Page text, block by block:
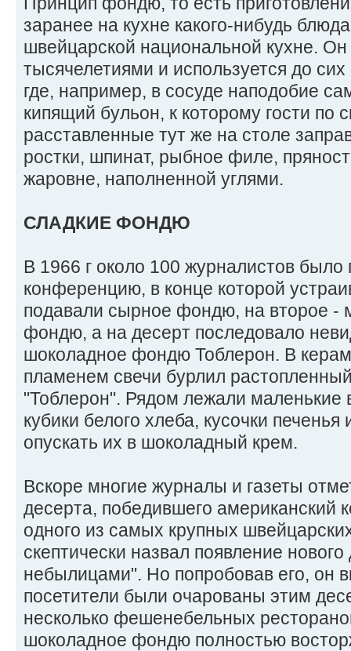
заранее на кухне какого-нибудь
швейцарской национальной кухне. Он
тысячелетиями и используется до сих
где, например, в сосуде наподобие
кипящий бульон, к которому гости по
расставленные тут же на столе
ростки, шпинат, рыбное филе,
жаровне, наполненной углями.
СЛАДКИЕ ФОНДЮ
В 1966 г около 100 журналистов
конференцию, в конце которой
подавали сырное фондю, на второе -
фондю, а на десерт последовало
шоколадное фондю Тоблерон. В
пламенем свечи бурлил
"Тоблерон". Рядом лежали маленькие
кубики белого хлеба, кусочки
опускать их в шоколадный крем.
Вскоре многие журналы и газеты
десерта, победившего американский
одного из самых крупных
скептически назвал появление
небылицами". Но попробовав его, он
посетители были очарованы этим
несколько фешенебельных
шоколадное фондю полностью